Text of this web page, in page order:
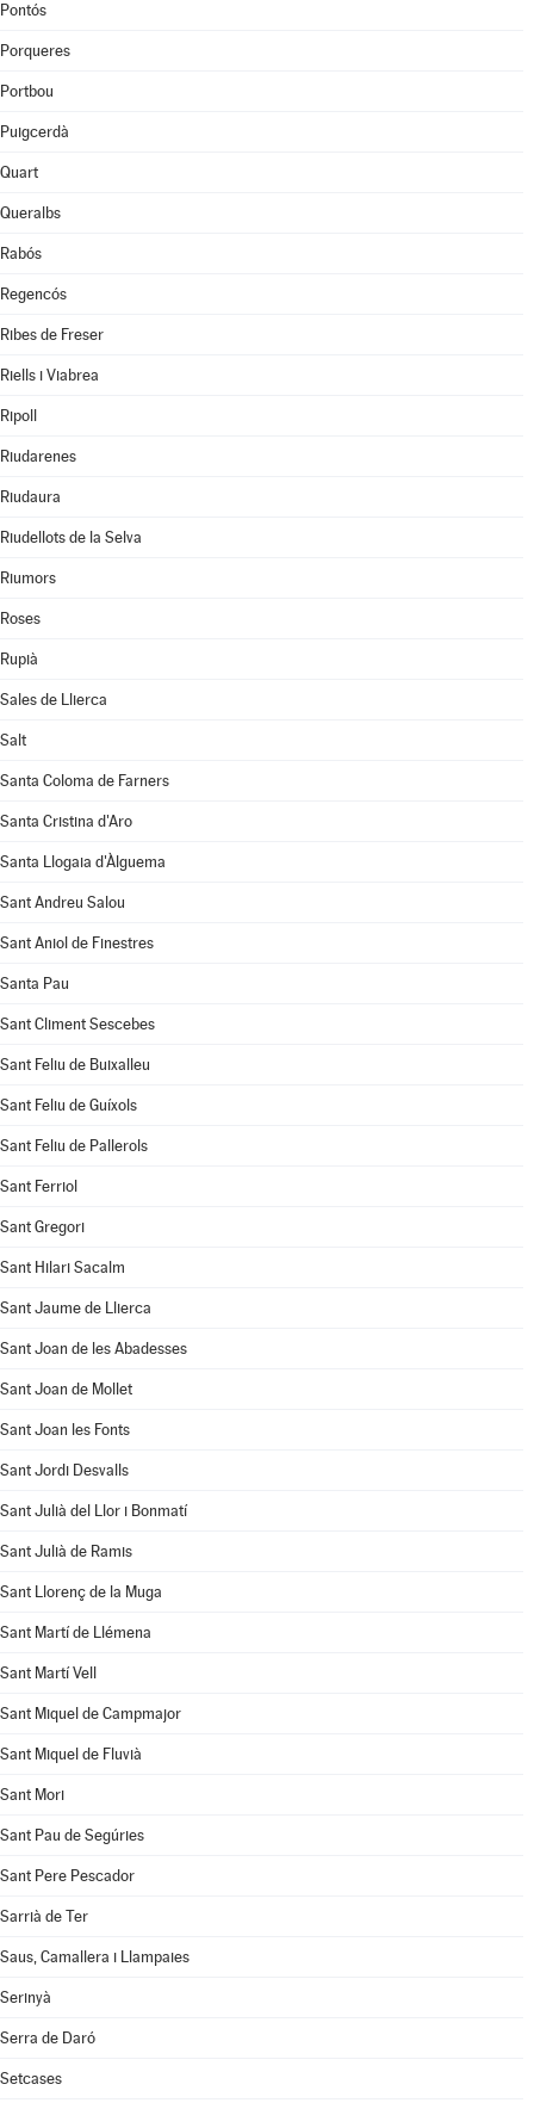
Pontós
Porqueres
Portbou
Puigcerdà
Quart
Queralbs
Rabós
Regencós
Ribes de Freser
Riells i Viabrea
Ripoll
Riudarenes
Riudaura
Riudellots de la Selva
Riumors
Roses
Rupià
Sales de Llierca
Salt
Santa Coloma de Farners
Santa Cristina d'Aro
Santa Llogaia d'Àlguema
Sant Andreu Salou
Sant Aniol de Finestres
Santa Pau
Sant Climent Sescebes
Sant Feliu de Buixalleu
Sant Feliu de Guíxols
Sant Feliu de Pallerols
Sant Ferriol
Sant Gregori
Sant Hilari Sacalm
Sant Jaume de Llierca
Sant Joan de les Abadesses
Sant Joan de Mollet
Sant Joan les Fonts
Sant Jordi Desvalls
Sant Julià del Llor i Bonmatí
Sant Julià de Ramis
Sant Llorenç de la Muga
Sant Martí de Llémena
Sant Martí Vell
Sant Miquel de Campmajor
Sant Miquel de Fluvià
Sant Mori
Sant Pau de Segúries
Sant Pere Pescador
Sarrià de Ter
Saus, Camallera i Llampaies
Serinyà
Serra de Daró
Setcases